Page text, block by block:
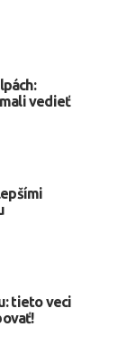
vedieť
tieto veci